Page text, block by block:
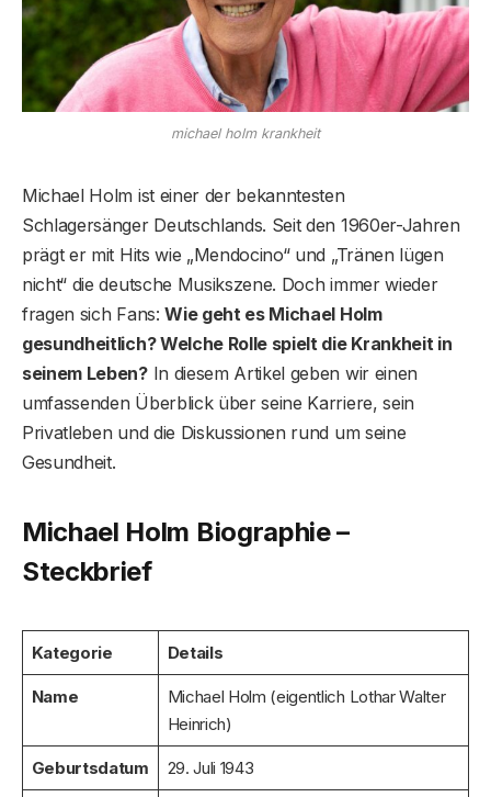
michael holm krankheit
Michael Holm ist einer der bekanntesten
Schlagersänger Deutschlands. Seit den 1960er-Jahren
prägt er mit Hits wie „Mendocino“ und „Tränen lügen
nicht“ die deutsche Musikszene. Doch immer wieder
fragen sich Fans:Wie geht es Michael Holm
gesundheitlich? Welche Rolle spielt die Krankheit in
seinem Leben?In diesem Artikel geben wir einen
umfassenden Überblick über seine Karriere, sein
Privatleben und die Diskussionen rund um seine
Gesundheit.
Michael Holm Biographie –
Steckbrief
Kategorie Details
Name
Michael Holm (eigentlich Lothar Walter
Heinrich)
Geburtsdatum 29. Juli 1943